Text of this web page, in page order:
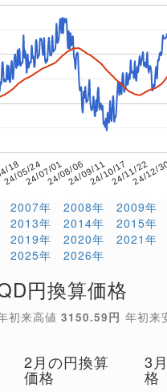
18
24/05/2424/07/0124/08/0624/09/1124/10/1724/11/22
24/12/
2007年 2008年 2009年
2013年 2014年 2015年
2019年 2020年 2021年
2025年 2026年
円換算価格
初来高値 3150.59円 年初来
2月の円換算
価格
3
格